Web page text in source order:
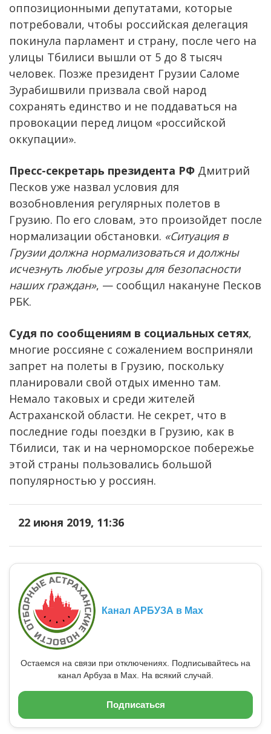
оппозиционными депутатами, которые
потребовали, чтобы российская делегация
покинула парламент и страну, после чего на
улицы Тбилиси вышли от 5 до 8 тысяч
человек. Позже президент Грузии Саломе
Зурабишвили призвала свой народ
сохранять единство и не поддаваться на
провокации перед лицом «российской
оккупации».
Пресс-секретарь президента РФ Дмитрий
Песков уже назвал условия для
возобновления регулярных полетов в
Грузию. По его словам, это произойдет после
нормализации обстановки. «Ситуация в
Грузии должна нормализоваться и должны
исчезнуть любые угрозы для безопасности
наших граждан», — сообщил накануне Песков
РБК.
Судя по сообщениям в социальных сетях,
многие россияне с сожалением восприняли
запрет на полеты в Грузию, поскольку
планировали свой отдых именно там.
Немало таковых и среди жителей
Астраханской области. Не секрет, что в
последние годы поездки в Грузию, как в
Тбилиси, так и на черноморское побережье
этой страны пользовались большой
популярностью у россиян.
22 июня 2019, 11:36
Канал АРБУЗА в Max
Остаемся на связи при отключениях. Подписывайтесь на
канал Арбуза в Max. На всякий случай.
Подписаться